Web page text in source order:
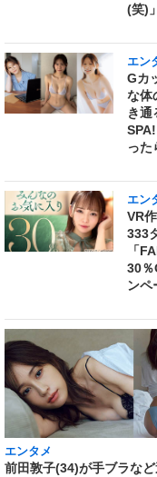
(笑)」
エン
Gカ
な体
き通
った
エン
VR
333
「
30％
ンペ
エンタメ
前田敦子(34)が手ブラな